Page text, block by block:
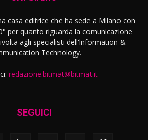
casa editrice che ha sede a Milano con
per quanto riguarda la comunicazione
agli specialisti dell'lnformation &
Technology.
redazione.bitmat@bitmat.it
SEGUICI